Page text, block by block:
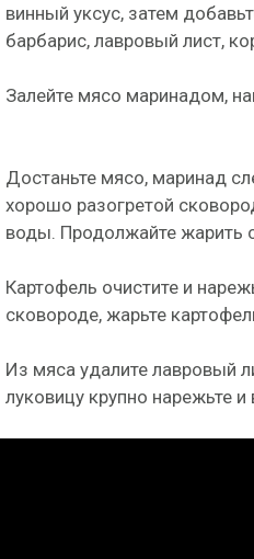
винный уксус, затем
барбарис, лавровый лист,
Залейте мясо маринадом,
Достаньте мясо, маринад
хорошо разогретой
воды. Продолжайте жарить
Картофель очистите и
сковороде, жарьте
Из мяса удалите лавровый
луковицу крупно нарежьте